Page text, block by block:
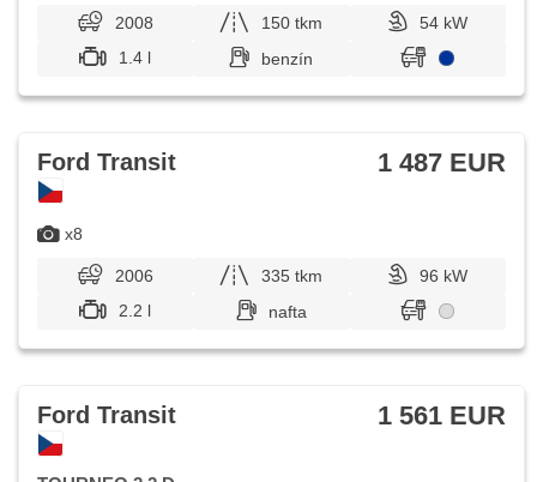
2008 150 tkm
54 kW
1.4 l
benzín
x8
Ford Transit 1 487 EUR
2006 335 tkm
96 kW
2.2 l
nafta
Ford Transit 1 561 EUR